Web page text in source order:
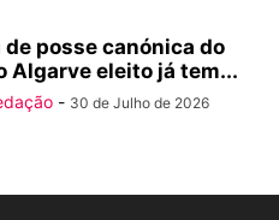
de posse canónica do
Algarve eleito já tem...
- 30 de Julho de 2026